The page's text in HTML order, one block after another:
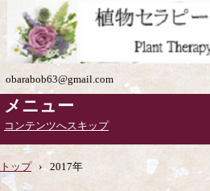
obarabob63@gmail.com
メニュー
コンテンツへスキップ
トップ › 2017年